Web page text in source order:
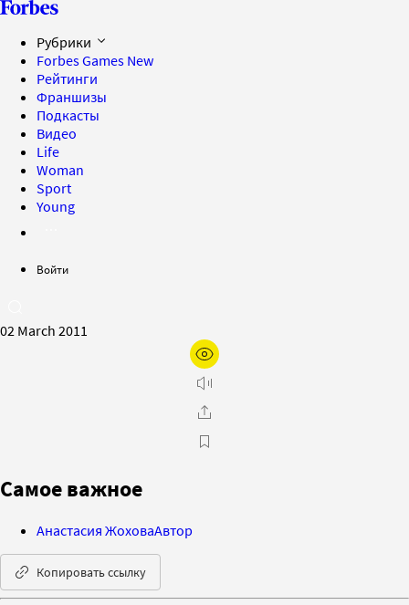
Рубрики
Forbes Games New
Рейтинги
Франшизы
Подкасты
Видео
Life
Woman
Sport
Young
Войти
02 March 2011
Самое важное
Анастасия ЖоховаАвтор
Копировать ссылку